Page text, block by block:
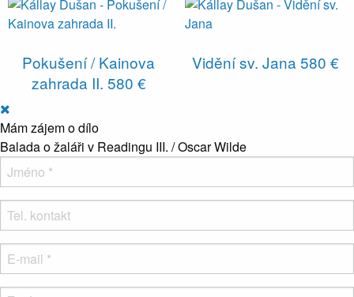
Pokušení / Kainova
zahrada II. 580 €
Vidění sv. Jana 580 €
Mám zájem o dílo
Balada o žaláři v Readingu III. / Oscar Wilde